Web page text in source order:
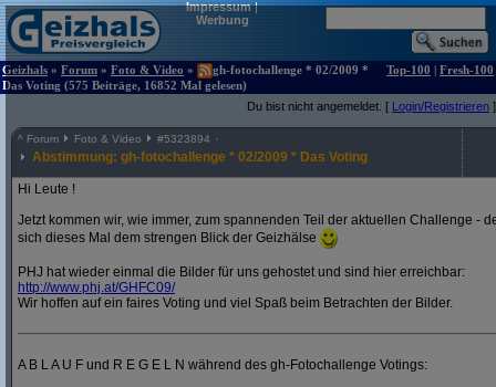
Impressum|
Werbung
Geizhals » Forum » Foto & Video »
gh-fotochallenge * 02/2009 *
Das Voting (575 Beiträge, 16852 Mal gelesen)
Top-100 | Fresh-100
Du bist nicht angemeldet. [ Login/Registrieren ]
^ Forum Foto & Video #5323894
Abstimmung: gh-fotochallenge * 02/2009 * Das Voting
Hi Leute !
Jetzt kommen wir, wie immer, zum spannenden Teil der aktuellen Challenge -
sich dieses Mal dem strengen Blick der Geizhälse
PHJ hat wieder einmal die Bilder für uns gehostet und sind hier erreichbar:
http://www.phj.at/GHFC09/
Wir hoffen auf ein faires Voting und viel Spaß beim Betrachten der Bilder.
A B L A U F und R E G E L N während des gh-Fotochallenge Votings: